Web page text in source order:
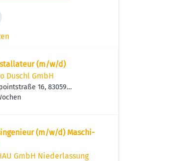
(m/w/d)
Duschl GmbH
16, 83059
Deutschland
:
(m/w/d) Maschi­
GmbH Niederlassung